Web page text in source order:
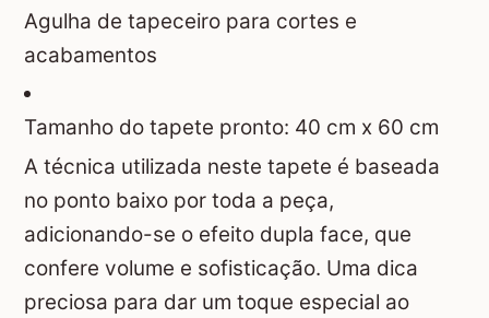
Agulha de tapeceiro para cortes e
acabamentos
Tamanho do tapete pronto: 40 cm x 60 cm
A técnica utilizada neste tapete é baseada
no ponto baixo por toda a peça,
adicionando-se o efeito dupla face, que
confere volume e sofisticação. Uma dica
preciosa para dar um toque especial ao